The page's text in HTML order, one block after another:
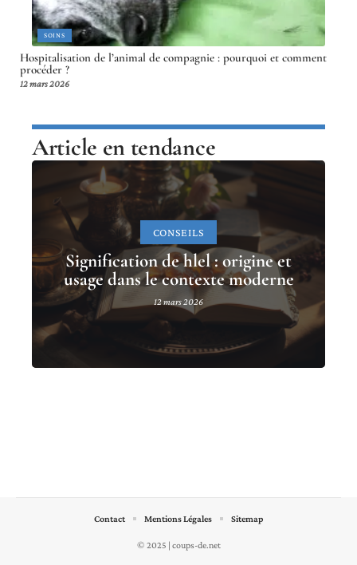
SOINS
Hospitalisation de l’animal de compagnie : pourquoi et comment
procéder ?
12 mars 2026
Article en tendance
CONSEILS
Signification de hlel : origine et
usage dans le contexte moderne
12 mars 2026
© 2025 | coups-de.net
Contact Mentions Légales Sitemap